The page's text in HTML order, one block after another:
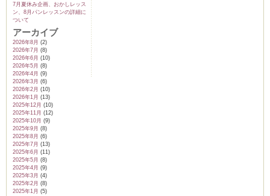
7月夏休み企画、おかしレッス
ン、8月パンレッスンの詳細に
ついて
アーカイブ
2026年8月 (2)
2026年7月 (8)
2026年6月 (10)
2026年5月 (8)
2026年4月 (9)
2026年3月 (6)
2026年2月 (10)
2026年1月 (13)
2025年12月 (10)
2025年11月 (12)
2025年10月 (9)
2025年9月 (8)
2025年8月 (6)
2025年7月 (13)
2025年6月 (11)
2025年5月 (8)
2025年4月 (9)
2025年3月 (4)
2025年2月 (8)
2025年1月 (5)